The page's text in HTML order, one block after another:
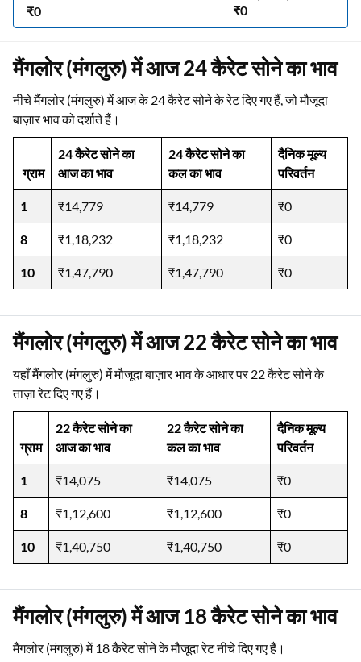
₹0 ₹0
मैंगलोर (मंगलुरु) में आज 24 कैरेट सोने का भाव
नीचे मैंगलोर (मंगलुरु) में आज के 24 कैरेट सोने के रेट दिए गए हैं, जो मौजूदा
बाज़ार भाव को दर्शाते हैं।
ग्राम
24 कैरेट सोने का
आज का भाव
24 कैरेट सोने का
कल का भाव
दैनिक मूल्य
परिवर्तन
1 ₹14,779 ₹14,779 ₹0
8 ₹1,18,232 ₹1,18,232 ₹0
10 ₹1,47,790 ₹1,47,790 ₹0
मैंगलोर (मंगलुरु) में आज 22 कैरेट सोने का भाव
यहाँ मैंगलोर (मंगलुरु) में मौजूदा बाज़ार भाव के आधार पर 22 कैरेट सोने के
ताज़ा रेट दिए गए हैं।
ग्राम
22 कैरेट सोने का
आज का भाव
22 कैरेट सोने का
कल का भाव
दैनिक मूल्य
परिवर्तन
1 ₹14,075 ₹14,075 ₹0
8 ₹1,12,600 ₹1,12,600 ₹0
10 ₹1,40,750 ₹1,40,750 ₹0
मैंगलोर (मंगलुरु) में आज 18 कैरेट सोने का भाव
मैंगलोर (मंगलुरु) में 18 कैरेट सोने के मौजूदा रेट नीचे दिए गए हैं।